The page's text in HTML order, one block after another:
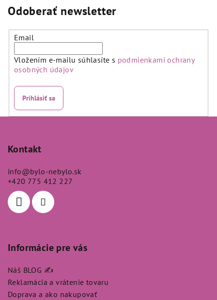
Odoberať newsletter
Email
Vložením e-mailu súhlasíte s podmienkami ochrany
osobných údajov
Prihlásiť sa
Kontakt
info@bylo-nebylo.sk
+420 775 412 227
Informácie pre vás
Náš BLOG ✍️
Reklamácia a vrátenie tovaru
Doprava a ako nakupovať